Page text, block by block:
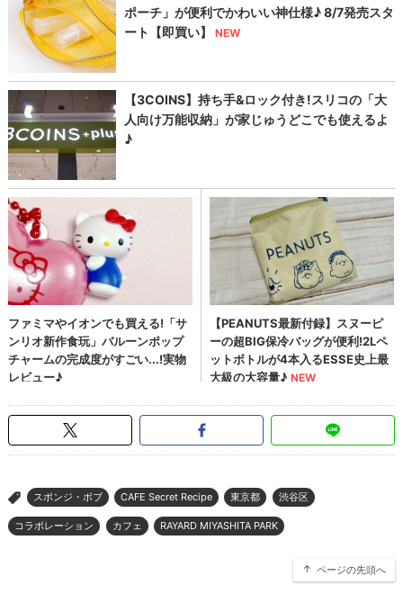
> スポンジ・ボブ CAFE Secret Recipe 東京都 渋谷区
コラボレーション カフェ RAYARD MIYASHITA PARK
ページの先頭へ